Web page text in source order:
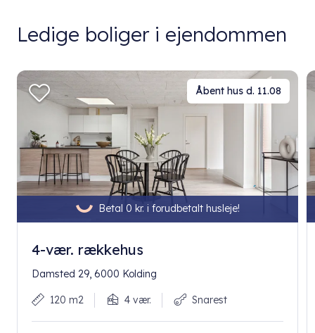
Ledige boliger i ejendommen
Betal 0 kr. i forudbetalt husleje!
Åbent hus d. 11.08
4-vær. rækkehus
Damsted 29, 6000 Kolding
120 m2 4 vær. Snarest